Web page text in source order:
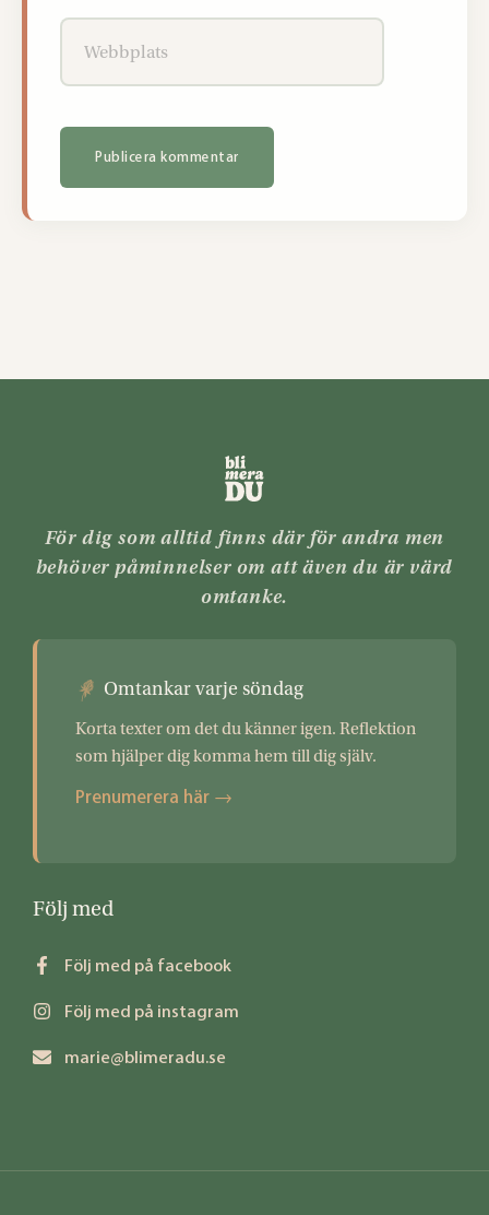
För dig som alltid finns där för andra men
behöver påminnelser om att även du är värd
omtanke.
Omtankar varje söndag
Korta texter om det du känner igen. Reflektion
som hjälper dig komma hem till dig själv.
Prenumerera här →
Följ med
Följ med på facebook
Följ med på instagram
marie@blimeradu.se